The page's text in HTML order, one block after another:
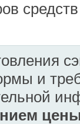
и